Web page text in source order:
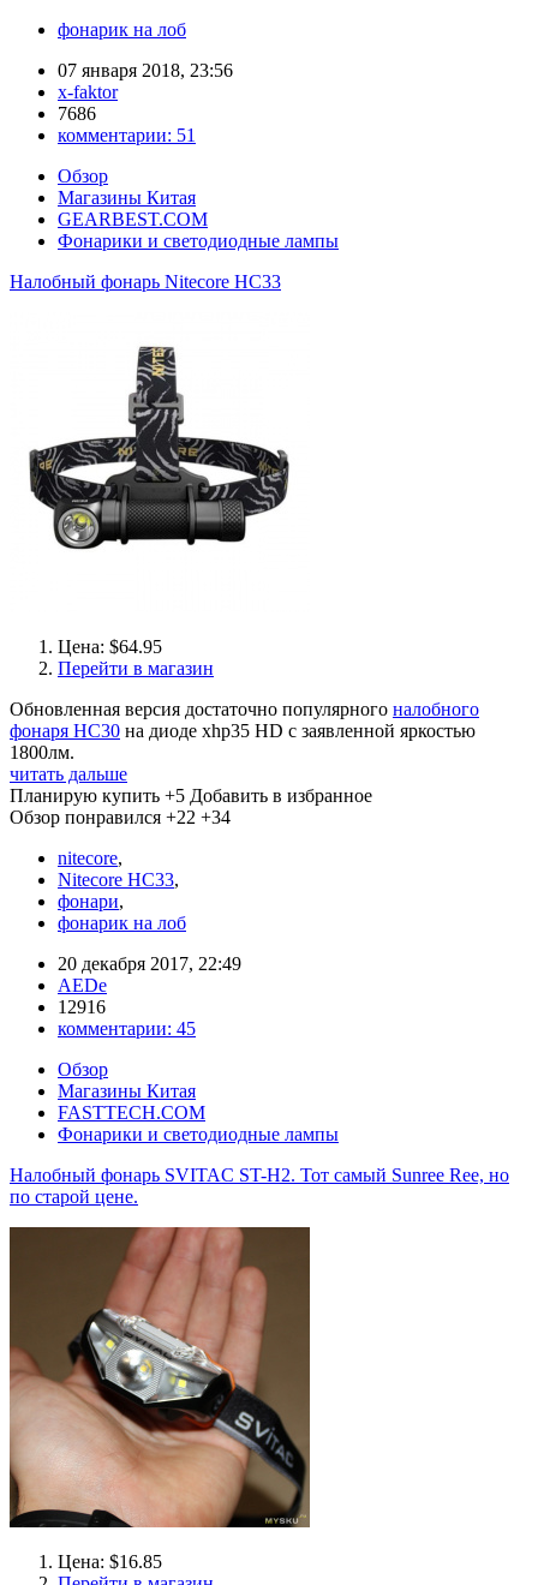
фонарик на лоб
07 января 2018, 23:56
x-faktor
7686
комментарии: 51
Обзор
Магазины Китая
GEARBEST.COM
Фонарики и светодиодные лампы
Налобный фонарь Nitecore HC33
Цена: $64.95
Перейти в магазин
Обновленная версия достаточно популярного налобного
фонаря HC30 на диоде xhp35 HD с заявленной яркостью
1800лм.
читать дальше
Планирую купить +5 Добавить в избранное
Обзор понравился +22 +34
nitecore,
Nitecore HC33,
фонари,
фонарик на лоб
20 декабря 2017, 22:49
AEDe
12916
комментарии: 45
Обзор
Магазины Китая
FASTTECH.COM
Фонарики и светодиодные лампы
Налобный фонарь SVITAC ST-H2. Тот самый Sunree Ree, но
по старой цене.
Цена: $16.85